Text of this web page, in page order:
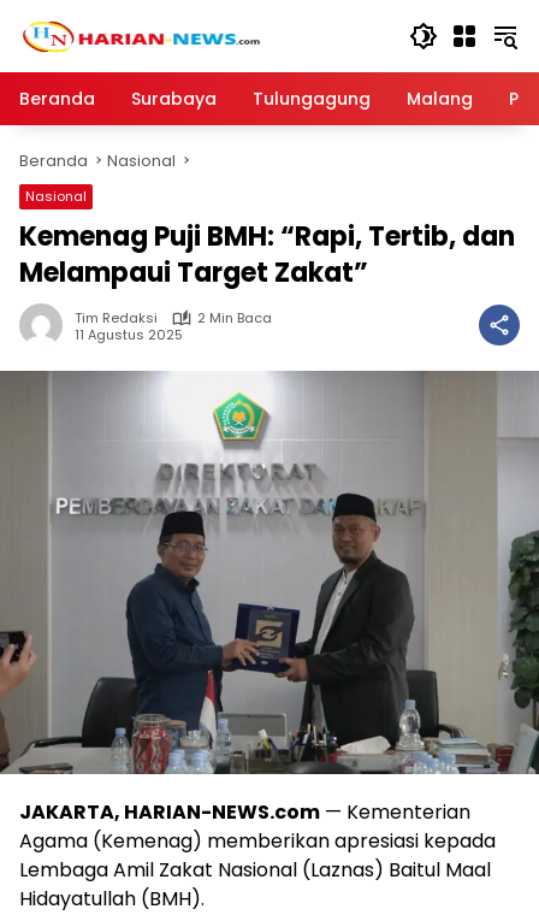
Beranda
Surabaya Tulungagung Malang
Beranda Nasional
Nasional
Kemenag Puji BMH: “Rapi, Tertib, dan
Melampaui Target Zakat”
Tim Redaksi
2 Min Baca
11 Agustus 2025
JAKARTA, HARIAN-NEWS.com — Kementerian
Agama (Kemenag) memberikan apresiasi kepada
Lembaga Amil Zakat Nasional (Laznas) Baitul Maal
Hidayatullah (BMH).